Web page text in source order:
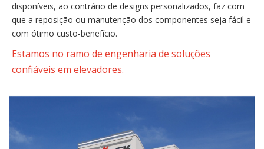
disponíveis, ao contrário de designs personalizados, faz com
que a reposição ou manutenção dos componentes seja fácil e
com ótimo custo-benefício.
Estamos no ramo de engenharia de soluções
confiáveis em elevadores.